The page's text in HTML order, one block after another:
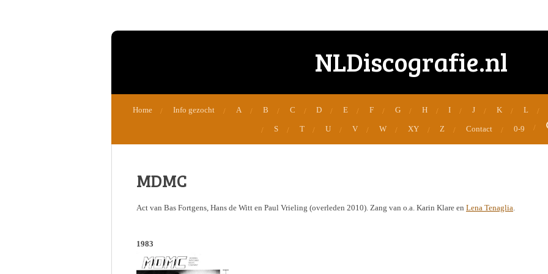
NLDiscografie.nl
Home Info gezocht A B C D E F G H I J K L
S T U V W XY Z Contact 0-9
MDMC
Act van Bas Fortgens, Hans de Witt en Paul Vrieling (overleden 2010). Zang van o.a. Karin Klare en Lena Tenaglia.
1983